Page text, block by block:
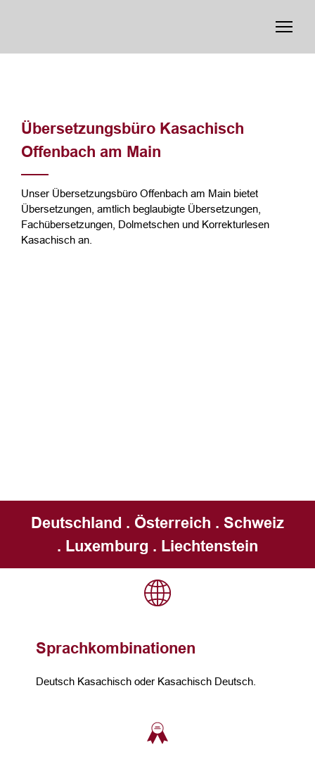
Übersetzungsbüro Kasachisch
Offenbach am Main
Unser Übersetzungsbüro Offenbach am Main bietet
Übersetzungen, amtlich beglaubigte Übersetzungen,
Fachübersetzungen, Dolmetschen und Korrekturlesen
Kasachisch an.
Deutschland . Österreich . Schweiz
. Luxemburg . Liechtenstein
Sprachkombinationen
Deutsch Kasachisch oder Kasachisch Deutsch.